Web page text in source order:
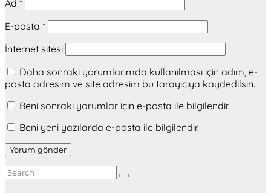
Ad *
E-posta *
İnternet sitesi
Daha sonraki yorumlarımda kullanılması için adım, e-
posta adresim ve site adresim bu tarayıcıya kaydedilsin.
Beni sonraki yorumlar için e-posta ile bilgilendir.
Beni yeni yazılarda e-posta ile bilgilendir.